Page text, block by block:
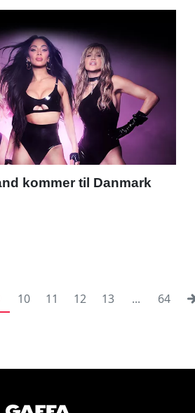
kommer til Danmark
10 11 12 13 ... 64